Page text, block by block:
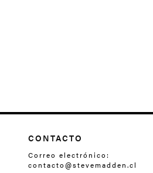
CONTACTO
Correo electrónico:
contacto@stevemadden.cl